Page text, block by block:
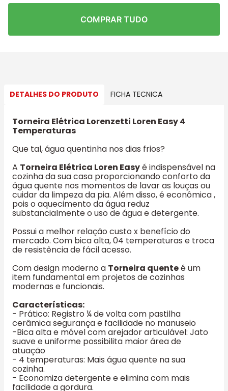
COMPRAR TUDO
DETALHES DO PRODUTO FICHA TECNICA
Torneira Elétrica Lorenzetti Loren Easy 4
Temperaturas
Que tal, água quentinha nos dias frios?
A Torneira Elétrica Loren Easyé indispensável na
cozinha da sua casa proporcionando conforto da
água quente nos momentos de lavar as louças ou
cuidar da limpeza da pia. Além disso, é econômica ,
pois o aquecimento da água reduz
substancialmente o uso de água e detergente.
Possui a melhor relação custo x benefício do
mercado. Com bica alta, 04 temperaturas e troca
de resistência de fácil acesso.
Com design moderno a Torneira quenteé um
item fundamental em projetos de cozinhas
modernas e funcionais.
Características:
- Prático: Registro ¼ de volta com pastilha
cerâmica segurança e facilidade no manuseio
-Bica alta e móvel com arejador articulável: Jato
suave e uniforme possibilita maior área de
atuação
- 4 temperaturas: Mais água quente na sua
cozinha.
- Economiza detergente e elimina com mais
facilidade a gordura.